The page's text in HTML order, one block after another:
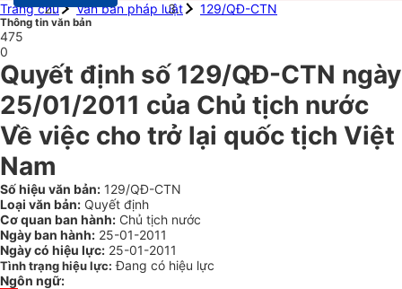
Trang chủ
Văn bản pháp luật 129/QĐ-CTN
Thông tin văn bản
475
0
Quyết định số 129/QĐ-CTN ngày
25/01/2011 của Chủ tịch nước
Về việc cho trở lại quốc tịch Việt
Nam
Số hiệu văn bản: 129/QĐ-CTN
Loại văn bản: Quyết định
Cơ quan ban hành: Chủ tịch nước
Ngày ban hành: 25-01-2011
Ngày có hiệu lực: 25-01-2011
Tình trạng hiệu lực: Đang có hiệu lực
Ngôn ngữ: